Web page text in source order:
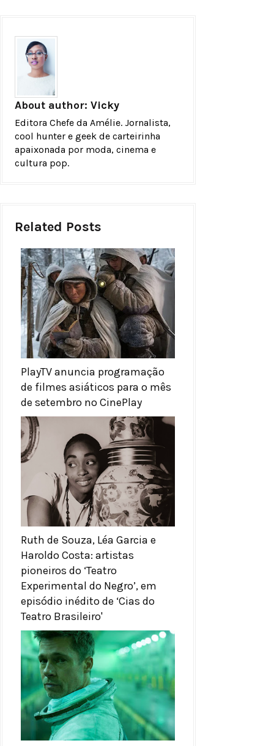
About author: Vicky
Editora Chefe da Amélie. Jornalista,
cool hunter e geek de carteirinha
apaixonada por moda, cinema e
cultura pop.
Related Posts
PlayTV anuncia programação
de filmes asiáticos para o mês
de setembro no CinePlay
Ruth de Souza, Léa Garcia e
Haroldo Costa: artistas
pioneiros do ‘Teatro
Experimental do Negro’, em
episódio inédito de ‘Cias do
Teatro Brasileiro'